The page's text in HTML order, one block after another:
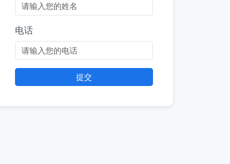
电话
提交